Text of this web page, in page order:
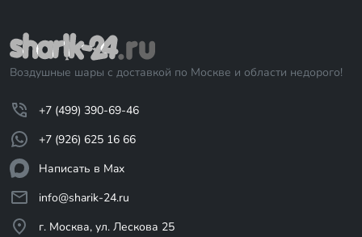
Воздушные шары с доставкой по Москве и области недорого!
+7 (499) 390-69-46
+7 (926) 625 16 66
Написать в Max
info@sharik-24.ru
г. Москва, ул. Лескова 25